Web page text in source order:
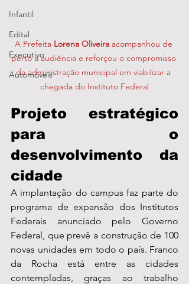
Infantil
Edital
Executivo
Automóveis
A Prefeita Lorena Oliveira acompanhou de
perto a audiência e reforçou o compromisso
da administração municipal em viabilizar a
chegada do Instituto Federal
Projeto estratégico
para o
desenvolvimento da
cidade
A implantação do campus faz parte do
programa de expansão dos Institutos
Federais anunciado pelo Governo
Federal, que prevê a construção de 100
novas unidades em todo o país. Franco
da Rocha está entre as cidades
contempladas, graças ao trabalho